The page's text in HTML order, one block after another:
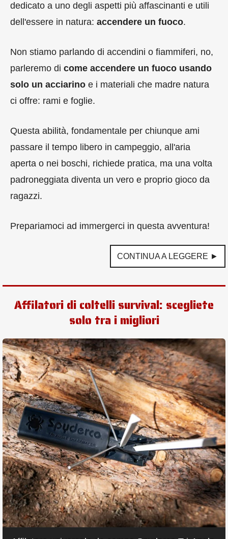
dedicato a uno degli aspetti più affascinanti e utili
dell'essere in natura: accendere un fuoco.
Non stiamo parlando di accendini o fiammiferi, no,
parleremo di come accendere un fuoco usando
solo un acciarino e i materiali che madre natura
ci offre: rami e foglie.
Questa abilità, fondamentale per chiunque ami
passare il tempo libero in campeggio, all'aria
aperta o nei boschi, richiede pratica, ma una volta
padroneggiata diventa un vero e proprio gioco da
ragazzi.
Prepariamoci ad immergerci in questa avventura!
CONTINUA A LEGGERE ►
Affilatori di coltelli survival: scegliete
solo tra i migliori